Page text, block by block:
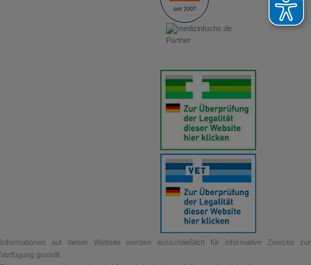
Informationen auf dieser Website werden ausschließlich für informative Zwecke zur
Verfügung gestellt.